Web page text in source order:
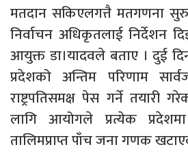
मतदान सकिएलगत्तै मतगणना
निर्वाचन अधिकृतलाई निर्देशन
आयुक्त डा।यादवले बताए । दुई
प्रदेशको अन्तिम परिणाम
राष्ट्रपतिसमक्ष पेस गर्ने तयारी
लागि आयोगले प्रत्येक
तालिमप्राप्त पाँच जना गणक